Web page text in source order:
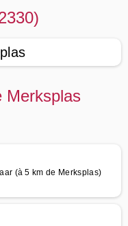
Merksplas
(à 5 km de Merksplas)